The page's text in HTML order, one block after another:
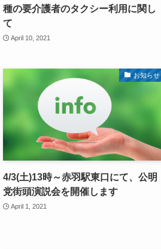
種の要介護者のタクシー利用に関し
て
April 10, 2021
お知らせ
4/3(土)13時～赤羽駅東口にて、公明
党街頭演説会を開催します
April 1, 2021